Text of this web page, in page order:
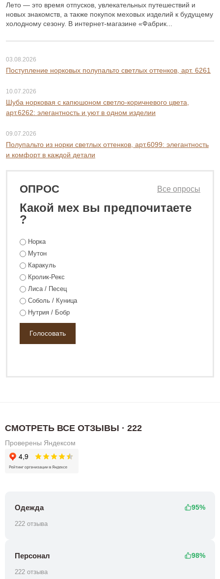
Лето — это время отпусков, увлекательных путешествий и
новых знакомств, а также покупок меховых изделий к будущему
холодному сезону. В интернет-магазине «Фабрик...
03.08.2026
Поступление норковых полупальто светлых оттенков, арт. 6261
10.07.2026
Шуба норковая с капюшоном светло-коричневого цвета,
арт.6262: элегантность и уют в одном изделии
09.07.2026
Полупальто из норки светлых оттенков, арт.6099: элегантность
и комфорт в каждой детали
ОПРОС
Какой мех вы предпочитаете
?
Все опросы
Норка
Мутон
Каракуль
Кролик-Рекс
Лиса / Песец
Соболь / Куница
Нутрия / Бобр
СМОТРЕТЬ ВСЕ ОТЗЫВЫ · 222
Проверены Яндексом
Одежда 95%
222 отзыва
Персонал 98%
222 отзыва